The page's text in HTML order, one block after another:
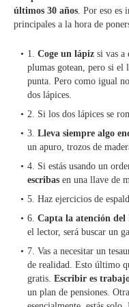
últimos 30 años . Por eso es
principales a la hora de
1. Coge un lápiz si vas a
plumas gotean, pero si el
punta. Pero como igual
dos lápices.
2. Si los dos lápices se
3. Lleva siempre algo
un apuro, trozos de
4. Si estás usando un
escribas en una llave de
5. Haz ejercicios de
6. Capta la atención del
el lector, será buscar un
7. Vas a necesitar un
de realidad. Esto último
gratis. Escribir es
un plan de pensiones.